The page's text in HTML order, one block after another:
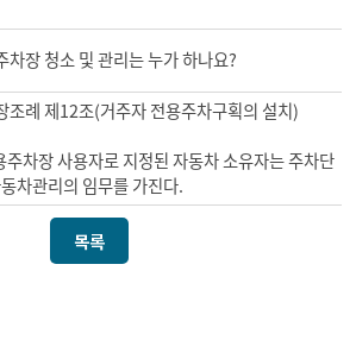
차장 청소 및 관리는 누가 하나요?
조례 제12조(거주자 전용주차구획의 설치)
주차장 사용자로 지정된 자동차 소유자는 주차단
차관리의 임무를 가진다.
목록